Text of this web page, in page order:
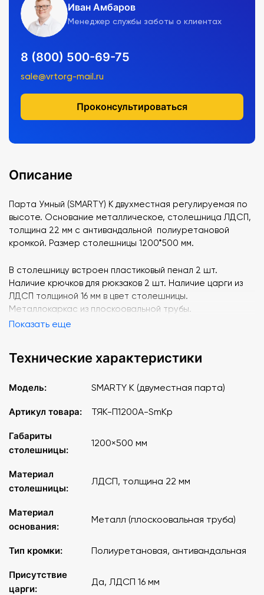
Иван Амбаров
Менеджер службы заботы о клиентах
8 (800) 500-69-75
sale@vrtorg-mail.ru
Проконсультироваться
Описание
Парта Умный (SMARTY) K двухместная регулируемая по
высоте. Основание металлическое, столешница ЛДСП,
толщина 22 мм с антивандальной полиуретановой
кромкой. Размер столешницы 1200*500 мм.
В столешницу встроен пластиковый пенал 2 шт.
Наличие крючков для рюкзаков 2 шт. Наличие царги из
ЛДСП толщиной 16 мм в цвет столешницы.
Металлокаркас из плоскоовальной трубы.
Показать еще
Технические характеристики
Модель: SMARTY K (двуместная парта)
Артикул товара: ТЯК-П1200А-SmKp
Габариты
столешницы:
1200×500 мм
Материал
столешницы:
ЛДСП, толщина 22 мм
Материал
основания:
Металл (плоскоовальная труба)
Тип кромки: Полиуретановая, антивандальная
Присутствие
царги:
Да, ЛДСП 16 мм